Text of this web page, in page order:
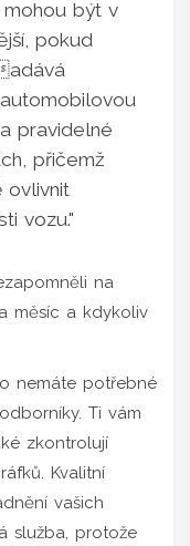
mohou být v
pokud
pravidelné
přičemž
ovlivnit
vozu."
na
měsíc a kdykoliv
nemáte potřebné
Ti vám
zkontrolují
Kvalitní
vašich
služba, protože